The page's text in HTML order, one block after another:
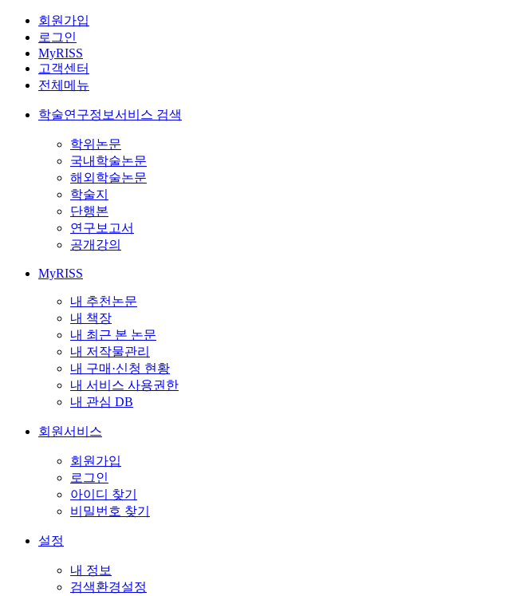
회원가입
로그인
MyRISS
고객센터
전체메뉴
학술연구정보서비스 검색
학위논문
국내학술논문
해외학술논문
학술지
단행본
연구보고서
공개강의
MyRISS
내 추천논문
내 책장
내 최근 본 논문
내 저작물관리
내 구매·신청 현황
내 서비스 사용권한
내 관심 DB
회원서비스
회원가입
로그인
아이디 찾기
비밀번호 찾기
설정
내 정보
검색환경설정